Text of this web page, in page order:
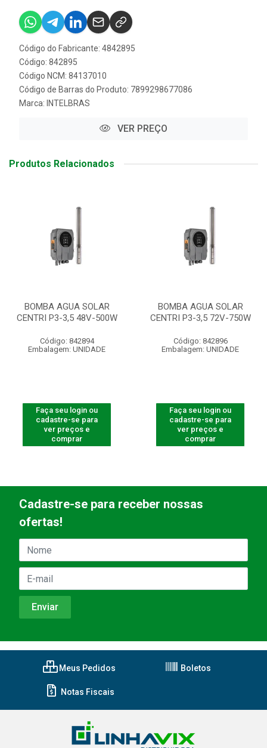
Código do Fabricante: 4842895
Código: 842895
Código NCM: 84137010
Código de Barras do Produto: 7899298677086
Marca: INTELBRAS
VER PREÇO
Produtos Relacionados
BOMBA AGUA SOLAR
CENTRI P3-3,5 48V-500W
Código: 842894
Embalagem: UNIDADE
Faça seu login ou
cadastre-se para
ver preços e
comprar
BOMBA AGUA SOLAR
CENTRI P3-3,5 72V-750W
Código: 842896
Embalagem: UNIDADE
Faça seu login ou
cadastre-se para
ver preços e
comprar
Cadastre-se para receber nossas
ofertas!
Meus Pedidos Boletos
Notas Fiscais